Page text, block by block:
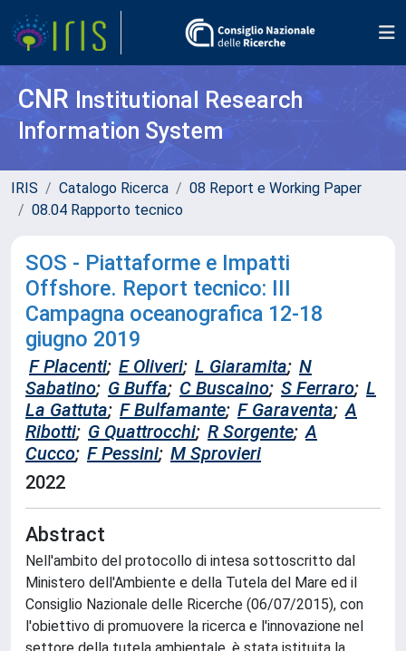
CNR Institutional Research
Information System
IRIS Catalogo Ricerca
08 Report e Working Paper
08.04 Rapporto tecnico
SOS - Piattaforme e Impatti
Offshore. Report tecnico: III
Campagna oceanografica 12-18
giugno 2019
F Placenti; E Oliveri; L Giaramita; N
Sabatino; G Buffa; C Buscaino; S Ferraro; L
La Gattuta; F Bulfamante; F Garaventa; A
Ribotti; G Quattrocchi; R Sorgente; A
Cucco; F Pessini; M Sprovieri
2022
Abstract
Nell'ambito del protocollo di intesa sottoscritto dal
Ministero dell'Ambiente e della Tutela del Mare ed il
Consiglio Nazionale delle Ricerche (06/07/2015), con
l'obiettivo di promuovere la ricerca e l'innovazione nel